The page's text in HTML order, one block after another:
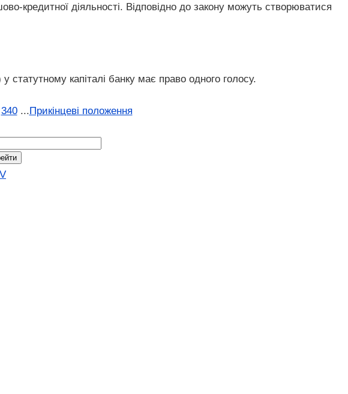
кредитної діяльності. Відповідно до закону можуть створюватися
статутному капіталі банку має право одного голосу.
340 ...Прикінцеві положення